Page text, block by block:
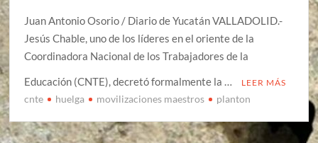
Juan Antonio Osorio / Diario de Yucatán VALLADOLID.-
Jesús Chable, uno de los líderes en el oriente de la
Coordinadora Nacional de los Trabajadores de la
Educación (CNTE), decretó formalmente la …
LEER MÁS
cnte huelga movilizaciones maestros planton